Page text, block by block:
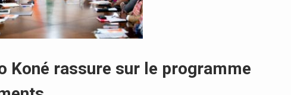
Koné rassure sur le programme